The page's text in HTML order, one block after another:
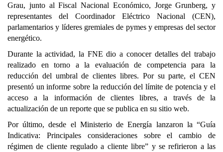
Grau, junto al Fiscal Nacional Económico, Jorge Grunberg, y
representantes del Coordinador Eléctrico Nacional (CEN),
parlamentarios y líderes gremiales de pymes y empresas del sector
energético.
Durante la actividad, la FNE dio a conocer detalles del trabajo
realizado en torno a la evaluación de competencia para la
reducción del umbral de clientes libres. Por su parte, el CEN
presentó un informe sobre la reducción del límite de potencia y el
acceso a la información de clientes libres, a través de la
actualización de un reporte que se publica en su sitio web.
Por último, desde el Ministerio de Energía lanzaron la “Guía
Indicativa: Principales consideraciones sobre el cambio de
régimen de cliente regulado a cliente libre” y se refirieron a las